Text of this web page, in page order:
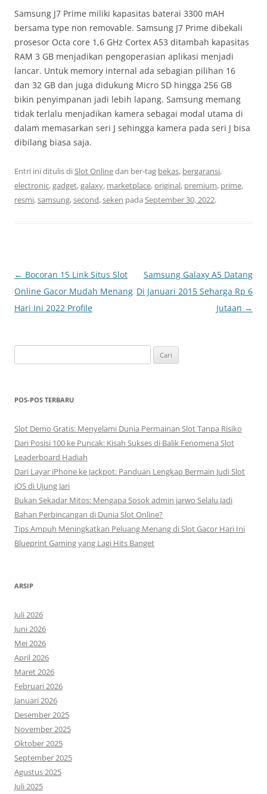
Samsung J7 Prime miliki kapasitas baterai 3300 mAH
bersama type non removable. Samsung J7 Prime dibekali
prosesor Octa core 1,6 GHz Cortex A53 ditambah kapasitas
RAM 3 GB menjadikan pengoperasian aplikasi menjadi
lancar. Untuk memory internal ada sebagian pilihan 16
dan 32 GB dan juga didukung Micro SD hingga 256 GB
bikin penyimpanan jadi lebih lapang. Samsung memang
tidak terlalu menjadikan kamera sebagai modal utama di
dalam memasarkan seri J sehingga kamera pada seri J bisa
dibilang biasa saja.
Entri ini ditulis diSlot Onlinedan ber-tag bekas, bergaransi,
electronic,gadget,galaxy, marketplace,original, premium, prime,
resmi,samsung,second,seken pada September 30, 2022.
Navigasi
Tulisan
← Bocoran 15 Link Situs Slot
Online Gacor Mudah Menang
Hari Ini 2022 Profile
Samsung Galaxy A5 Datang
Di Januari 2015 Seharga Rp 6
Jutaan →
untuk:
POS-POS TERBARU
Slot Demo Gratis: Menyelami Dunia Permainan Slot Tanpa Risiko
Dari Posisi 100 ke Puncak: Kisah Sukses di Balik Fenomena Slot
Leaderboard Hadiah
Dari Layar iPhone ke Jackpot: Panduan Lengkap Bermain Judi Slot
iOS di Ujung Jari
Bukan Sekadar Mitos: Mengapa Sosok admin jarwo Selalu Jadi
Bahan Perbincangan di Dunia Slot Online?
Tips Ampuh Meningkatkan Peluang Menang di Slot Gacor Hari Ini
Blueprint Gaming yang Lagi Hits Banget
ARSIP
Juli 2026
Juni 2026
Mei 2026
April 2026
Maret 2026
Februari 2026
Januari 2026
Desember 2025
November 2025
Oktober 2025
September 2025
Agustus 2025
Juli 2025